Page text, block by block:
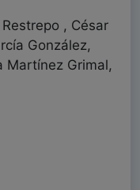
, César
González,
Martínez Grimal,